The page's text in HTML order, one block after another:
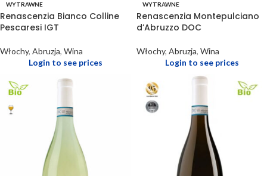
WYTRAWNE
Renascenzia Bianco Colline
Pescaresi IGT
Włochy, Abruzja, Wina
Login to see prices
WYTRAWNE
Renascenzia Montepulciano
d’Abruzzo DOC
Włochy, Abruzja, Wina
Login to see prices